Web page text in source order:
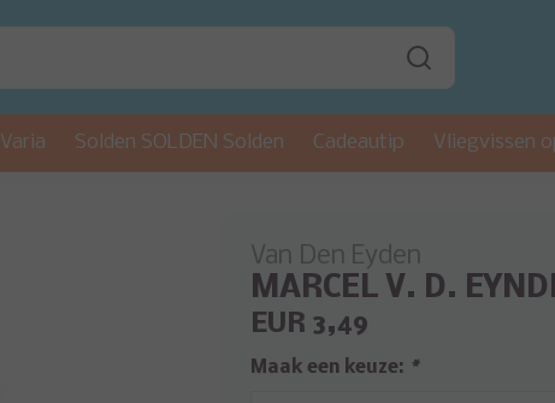
Varia Solden SOLDEN Solden Cadeautip Vliegvissen
Van Den Eyden
MARCEL V. D.
EUR 3,49
Maak een keuze: *